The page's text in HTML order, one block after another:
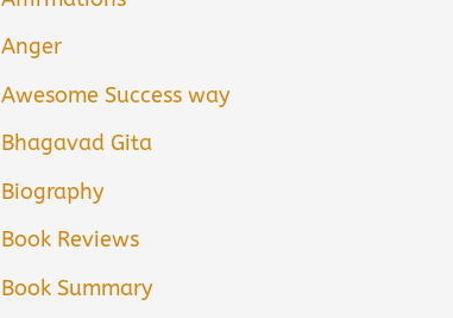
Anger
Awesome Success way
Bhagavad Gita
Biography
Book Reviews
Book Summary